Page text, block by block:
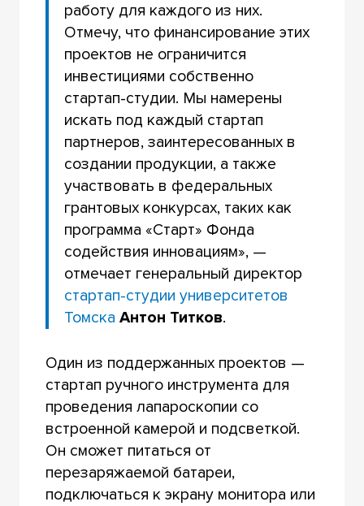
работу для каждого из них.
Отмечу, что финансирование этих
проектов не ограничится
инвестициями собственно
стартап-студии. Мы намерены
искать под каждый стартап
партнеров, заинтересованных в
создании продукции, а также
участвовать в федеральных
грантовых конкурсах, таких как
программа «Старт» Фонда
содействия инновациям», —
отмечает генеральный директор
стартап-студии университетов
Томска Антон Титков.
Один из поддержанных проектов —
стартап ручного инструмента для
проведения лапароскопии со
встроенной камерой и подсветкой.
Он сможет питаться от
перезаряжаемой батареи,
подключаться к экрану монитора или